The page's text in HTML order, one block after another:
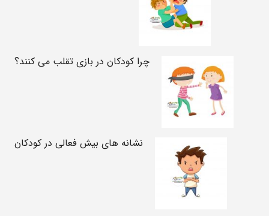
چرا کودکان در بازی تقلب می کنند؟
نشانه های بیش فعالی در کودکان